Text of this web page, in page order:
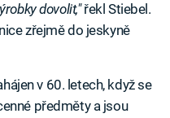
dovolit,"řekl Stiebel.
zřejmě do jeskyně
v 60. letech, když se
předměty a jsou